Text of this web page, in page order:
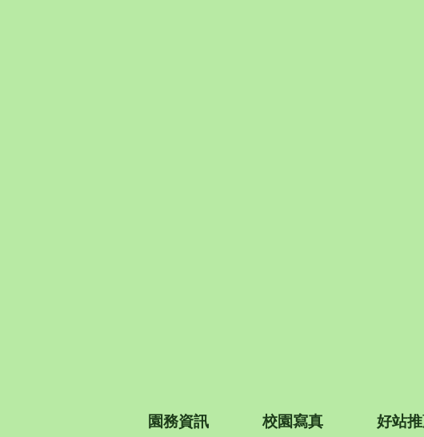
園務資訊 校園寫真 好站